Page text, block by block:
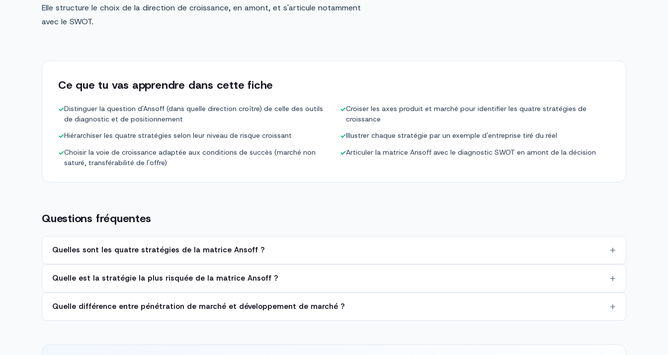
Elle structure le choix de la direction de croissance, en amont, et s'articule notamment
avec le SWOT.
Ce que tu vas apprendre dans cette fiche
✓Distinguer la question d'Ansoff (dans quelle direction croître) de celle des outils
de diagnostic et de positionnement
✓Croiser les axes produit et marché pour identifier les quatre stratégies de
croissance
✓Hiérarchiser les quatre stratégies selon leur niveau de risque croissant ✓Illustrer chaque stratégie par un exemple d'entreprise tiré du réel
✓Choisir la voie de croissance adaptée aux conditions de succès (marché non
saturé, transférabilité de l'offre)
✓Articuler la matrice Ansoff avec le diagnostic SWOT en amont de la décision
Questions fréquentes
Quelles sont les quatre stratégies de la matrice Ansoff ?
Quelle est la stratégie la plus risquée de la matrice Ansoff ?
Quelle différence entre pénétration de marché et développement de marché ?